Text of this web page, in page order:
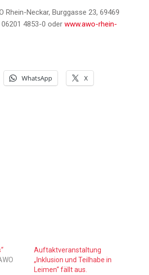
Rhein-Neckar, Burggasse 23, 69469
4853-0 oder www.awo-rhein-
WhatsApp X
Auftaktveranstaltung
„Inklusion und Teilhabe in
Leimen“ fällt aus.